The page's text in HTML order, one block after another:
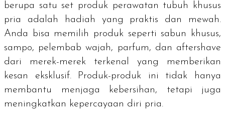
berupa satu set produk perawatan tubuh khusus
pria adalah hadiah yang praktis dan mewah.
Anda bisa memilih produk seperti sabun khusus,
sampo, pelembab wajah, parfum, dan aftershave
dari merek-merek terkenal yang memberikan
kesan eksklusif. Produk-produk ini tidak hanya
membantu menjaga kebersihan, tetapi juga
meningkatkan kepercayaan diri pria.